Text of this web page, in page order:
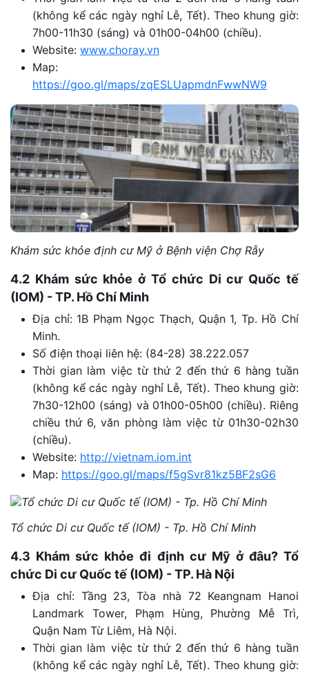
(không kể các ngày nghỉ Lễ, Tết). Theo khung giờ:
7h00-11h30 (sáng) và 01h00-04h00 (chiều).
Website: www.choray.vn
Map:
https://goo.gl/maps/zqESLUapmdnFwwNW9
Khám sức khỏe định cư Mỹ ở Bệnh viện Chợ Rẫy
4.2 Khám sức khỏe ở Tổ chức Di cư Quốc tế
(IOM) - TP. Hồ Chí Minh
Địa chỉ: 1B Phạm Ngọc Thạch, Quận 1, Tp. Hồ Chí
Minh.
Số điện thoại liên hệ: (84-28) 38.222.057
Thời gian làm việc từ thứ 2 đến thứ 6 hàng tuần
(không kể các ngày nghỉ Lễ, Tết). Theo khung giờ:
7h30-12h00 (sáng) và 01h00-05h00 (chiều). Riêng
chiều thứ 6, văn phòng làm việc từ 01h30-02h30
(chiều).
Website: http://vietnam.iom.int
Map: https://goo.gl/maps/f5gSvr81kz5BF2sG6
Tổ chức Di cư Quốc tế (IOM) - Tp. Hồ Chí Minh
4.3 Khám sức khỏe đi định cư Mỹ ở đâu? Tổ
chức Di cư Quốc tế (IOM) - TP. Hà Nội
Địa chỉ: Tầng 23, Tòa nhà 72 Keangnam Hanoi
Landmark Tower, Phạm Hùng, Phường Mễ Trì,
Quận Nam Từ Liêm, Hà Nội.
Thời gian làm việc từ thứ 2 đến thứ 6 hàng tuần
(không kể các ngày nghỉ Lễ, Tết). Theo khung giờ: